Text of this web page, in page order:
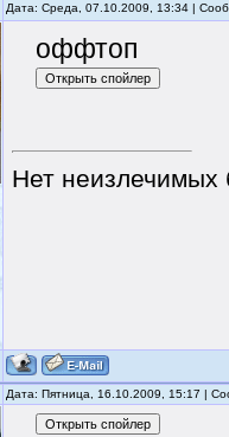
Дата: Среда, 07.10.2009, 13:34 |
оффтоп
Нет неизлечимых
Дата: Пятница, 16.10.2009, 15:17 |